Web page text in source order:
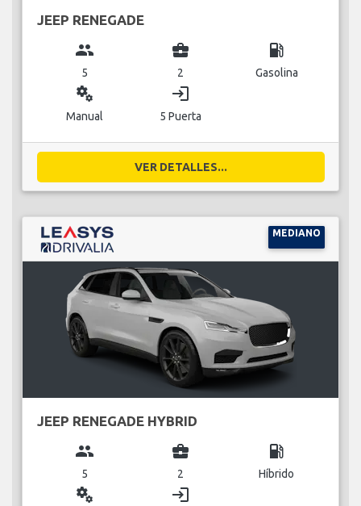
JEEP RENEGADE
group
5
business_center
2
local_gas_station
Gasolina
miscellaneous_services
Manual
login
5 Puerta
VER DETALLES...
MEDIANO
JEEP RENEGADE HYBRID
group
5
business_center
2
local_gas_station
Híbrido
miscellaneous_services login